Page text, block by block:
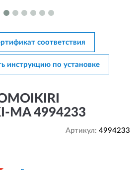
соответствия
инструкцию по установке
MA 4994233
Артикул: 4994233